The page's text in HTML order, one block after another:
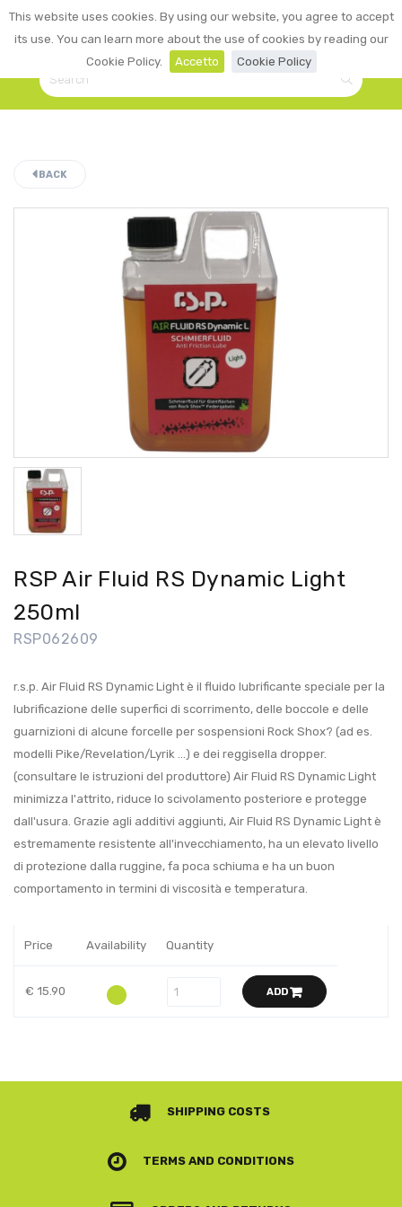
This website uses cookies. By using our website, you agree to accept
its use. You can learn more about the use of cookies by reading our
Cookie Policy.
Accetto Cookie Policy
☰ LOGIN
0
BACK
RSP Air Fluid RS Dynamic Light
250ml
RSP062609
r.s.p. Air Fluid RS Dynamic Light è il fluido lubrificante speciale per la
lubrificazione delle superfici di scorrimento, delle boccole e delle
guarnizioni di alcune forcelle per sospensioni Rock Shox? (ad es.
modelli Pike/Revelation/Lyrik ...) e dei reggisella dropper.
(consultare le istruzioni del produttore) Air Fluid RS Dynamic Light
minimizza l'attrito, riduce lo scivolamento posteriore e protegge
dall'usura. Grazie agli additivi aggiunti, Air Fluid RS Dynamic Light è
estremamente resistente all'invecchiamento, ha un elevato livello
di protezione dalla ruggine, fa poca schiuma e ha un buon
comportamento in termini di viscosità e temperatura.
Price Availability Quantity
€ 15.90 ADD
SHIPPING COSTS
TERMS AND CONDITIONS